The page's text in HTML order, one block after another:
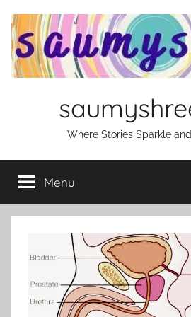
content
Where Stories Sparkle
Menu